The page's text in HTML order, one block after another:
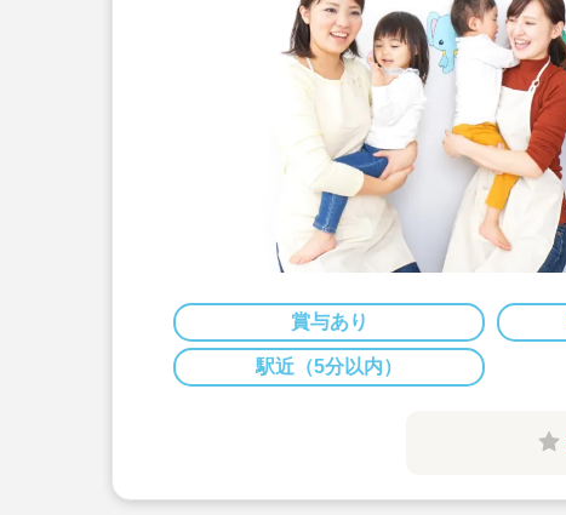
賞与あり
駅近（5分以内）